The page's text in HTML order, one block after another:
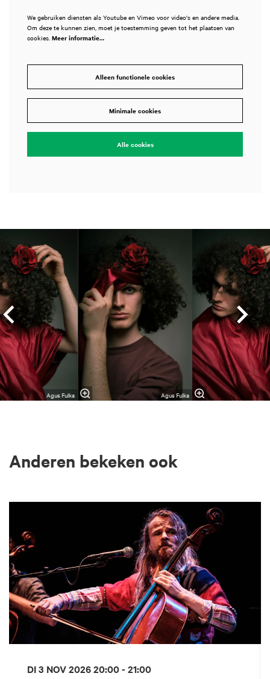
We gebruiken diensten als Youtube en Vimeo voor video's en andere media.
Om deze te kunnen zien, moet je toestemming geven tot het plaatsen van
cookies. Meer informatie…
Alleen functionele cookies
Minimale cookies
Alle cookies
Agus Fulka Agus Fulka
Anderen bekeken ook
DI 3 NOV 202620:00 - 21:00